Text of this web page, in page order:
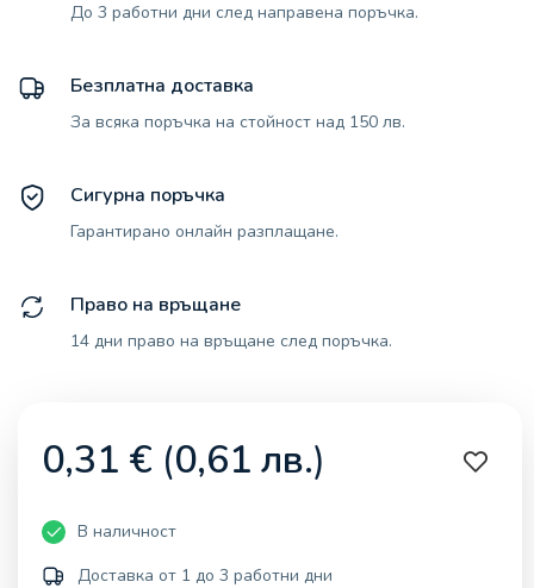
До 3 работни дни след направена поръчка.
Безплатна доставка
За всяка поръчка на стойност над 150 лв.
Сигурна поръчка
Гарантирано онлайн разплащане.
Право на връщане
14 дни право на връщане след поръчка.
0,31 € (0,61 лв.)
В наличност
Доставка от 1 до 3 работни дни